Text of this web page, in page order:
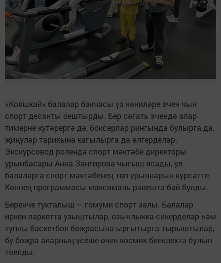
«Кояшкай» балалар бакчасы үз нәниләре өчен чын
спорт десанты оештырды. Бер сәгать эчендә алар
тимерне күтәрергә дә, боксерлар рингында булырга да,
җиңүләр тарихына кагылырга да өлгерделәр.
Экскурсовод ролендә спорт мәктәбе директоры
урынбасары Анна Зангирова чыгыш ясады, ул
балаларга спорт мәктәбенең төп урыннарын күрсәтте.
Көннең программасы максималь рәвештә бай булды.
Беренче тукталыш — гомуми спорт залы. Балалар
иркен паркетта узыштылар, озынлыкка сикерделәр һәм
тупны баскетбол боҗрасына ыргытырга тырыштылар,
бу боҗра аларның үсеше өчен космик биеклектә булып
тоелды.